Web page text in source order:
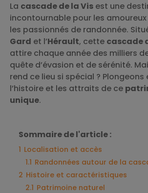
La cascade de la Vis est une
incontournable pour les
les passionnés de randonnée.
Gard et l’Hérault, cette cascade
attire chaque année des milliers
quête d’évasion et de sérénité.
rend ce lieu si spécial ?
l’histoire et les attraits de ce
unique.
Sommaire de l'article :
1 Localisation et accès
1.1 Randonnées autour de la
2 Histoire et caractéristiques
2.1 Patrimoine naturel